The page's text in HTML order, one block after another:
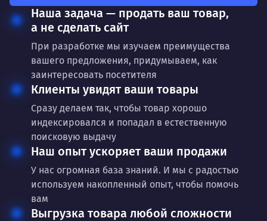
Наша задача — продать ваш товар,
а не сделать сайт
При разработке мы изучаем преимущества
вашего предложения, придумываем, как
заинтересовать посетителя
Клиенты увидят ваши товары
Сразу делаем так, чтобы товар хорошо
индексировался и попадал в естественную
поисковую выдачу
Наш опыт ускоряет ваши продажи
У нас огромная база знаний. И мы с радостью
используем накопленный опыт, чтобы помочь
вам
Выгрузка товара любой сложности